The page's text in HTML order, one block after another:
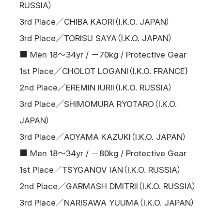
RUSSIA）
3rd Place／CHIBA KAORI（I.K.O. JAPAN）
3rd Place／TORISU SAYA（I.K.O. JAPAN）
■ Men 18～34yr / －70kg / Protective Gear
1st Place／CHOLOT LOGANl（I.K.O. FRANCE)
2nd Place／EREMIN IURII（I.K.O. RUSSIA）
3rd Place／SHIMOMURA RYOTARO（I.K.O.
JAPAN）
3rd Place／AOYAMA KAZUKI（I.K.O. JAPAN）
■ Men 18～34yr / －80kg / Protective Gear
1st Place／TSYGANOV IAN（I.K.O. RUSSIA）
2nd Place／GARMASH DMITRII（I.K.O. RUSSIA）
3rd Place／NARISAWA YUUMA（I.K.O. JAPAN）